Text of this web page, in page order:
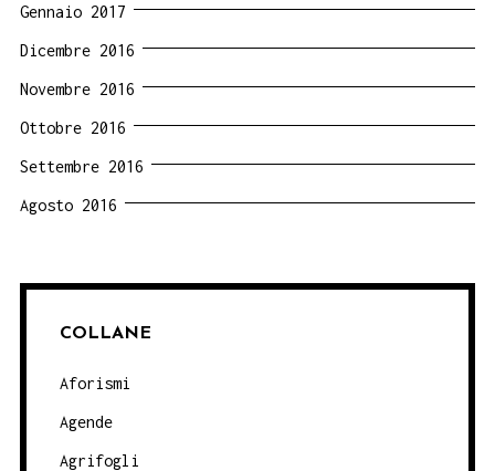
Gennaio 2017
Dicembre 2016
Novembre 2016
Ottobre 2016
Settembre 2016
Agosto 2016
COLLANE
Aforismi
Agende
Agrifogli